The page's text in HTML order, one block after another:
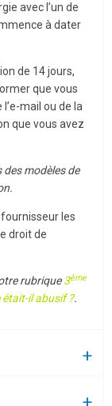
avec l’un de
à dater
de 14 jours,
que vous
mail ou de la
que vous avez
modèles de
les
droit de
rubrique3ème
était-il abusif ?.